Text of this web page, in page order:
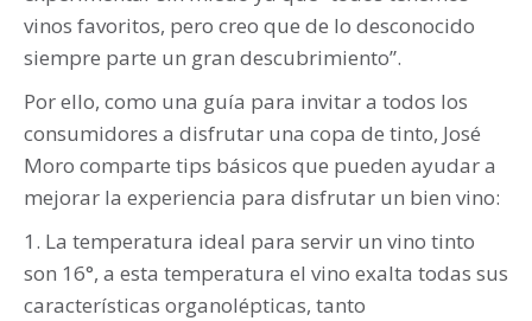
vinos favoritos, pero creo que de lo desconocido
siempre parte un gran descubrimiento”.
Por ello, como una guía para invitar a todos los
consumidores a disfrutar una copa de tinto, José
Moro comparte tips básicos que pueden ayudar a
mejorar la experiencia para disfrutar un bien vino:
1. La temperatura ideal para servir un vino tinto
son 16°, a esta temperatura el vino exalta todas sus
características organolépticas, tanto